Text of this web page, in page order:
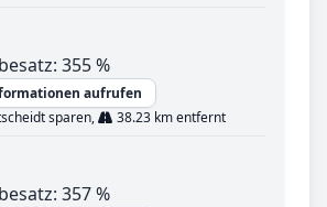
355 %
aufrufen
sparen,
38.23 km entfernt
357 %